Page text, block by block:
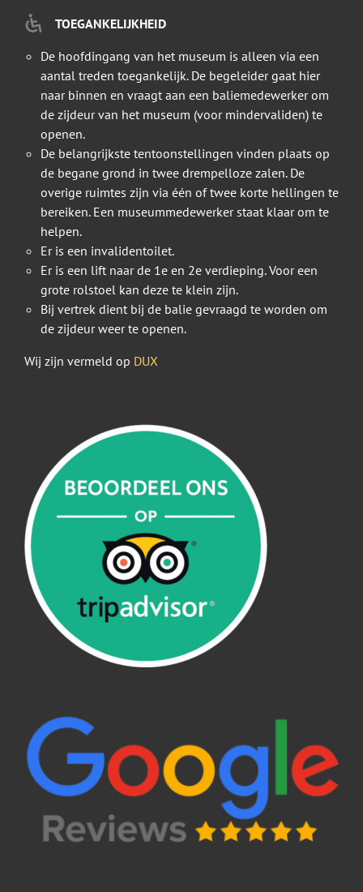
TOEGANKELIJKHEID
De hoofdingang van het museum is alleen via een
aantal treden toegankelijk. De begeleider gaat hier
naar binnen en vraagt aan een baliemedewerker om
de zijdeur van het museum (voor mindervaliden) te
openen.
De belangrijkste tentoonstellingen vinden plaats op
de begane grond in twee drempelloze zalen. De
overige ruimtes zijn via één of twee korte hellingen te
bereiken. Een museummedewerker staat klaar om te
helpen.
Er is een invalidentoilet.
Er is een lift naar de 1e en 2e verdieping. Voor een
grote rolstoel kan deze te klein zijn.
Bij vertrek dient bij de balie gevraagd te worden om
de zijdeur weer te openen.
Wij zijn vermeld op DUX